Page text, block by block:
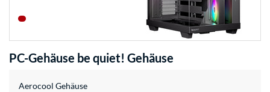
PC-Gehäuse be quiet! Gehäuse
Aerocool Gehäuse